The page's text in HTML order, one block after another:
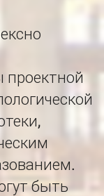
проектной
быть